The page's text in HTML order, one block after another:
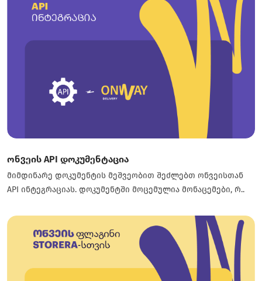
ონვეის API დოკუმენტაცია
მიმდინარე დოკუმენტის მეშვეობით შეძლებთ ონვეისთან
API ინტეგრაციას. დოკუმენტში მოცემულია მონაცემები, რ..